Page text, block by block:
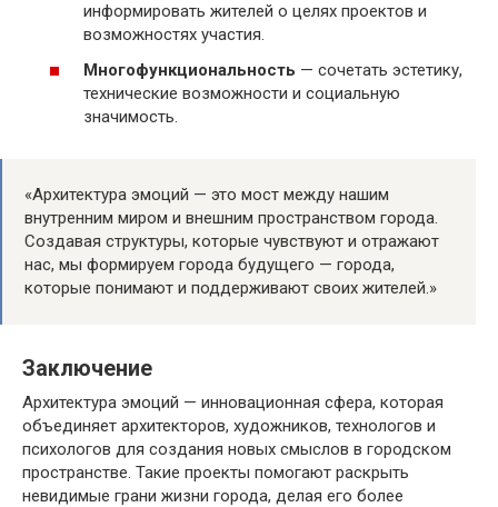
информировать жителей о целях проектов и
возможностях участия.
Многофункциональность — сочетать эстетику,
технические возможности и социальную
значимость.
«Архитектура эмоций — это мост между нашим
внутренним миром и внешним пространством города.
Создавая структуры, которые чувствуют и отражают
нас, мы формируем города будущего — города,
которые понимают и поддерживают своих жителей.»
Заключение
Архитектура эмоций — инновационная сфера, которая
объединяет архитекторов, художников, технологов и
психологов для создания новых смыслов в городском
пространстве. Такие проекты помогают раскрыть
невидимые грани жизни города, делая его более